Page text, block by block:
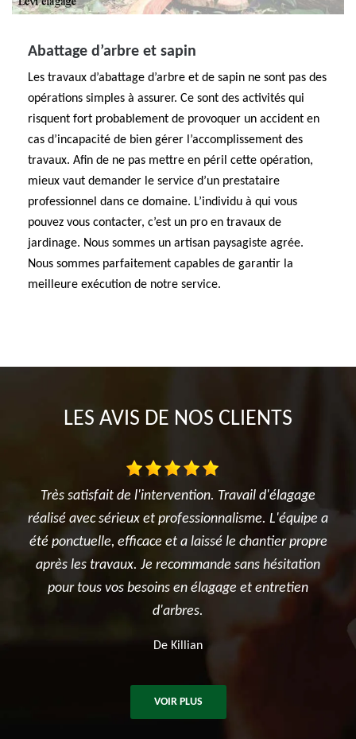
Abattage d’arbre et sapin
Les travaux d’abattage d’arbre et de sapin ne sont pas des
opérations simples à assurer. Ce sont des activités qui
risquent fort probablement de provoquer un accident en
cas d’incapacité de bien gérer l’accomplissement des
travaux. Afin de ne pas mettre en péril cette opération,
mieux vaut demander le service d’un prestataire
professionnel dans ce domaine. L’individu à qui vous
pouvez vous contacter, c’est un pro en travaux de
jardinage. Nous sommes un artisan paysagiste agrée.
Nous sommes parfaitement capables de garantir la
meilleure exécution de notre service.
LES AVIS DE NOS CLIENTS
a
Je suis ravi des travaux réalisés dans mon jardin entre
l'élagage du cerisier, l'entretien des rosiers, la tonte
et surtout le terrassement et la création du jardin
potager. Je recommande sincèrement cette
entreprise.
VOIR PLUS